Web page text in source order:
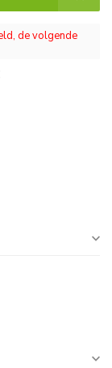
de volgende